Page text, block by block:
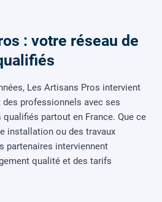
: votre réseau de
Les Artisans Pros intervient
professionnels avec ses
partout en France. Que ce
installation ou des travaux
partenaires interviennent
qualité et des tarifs